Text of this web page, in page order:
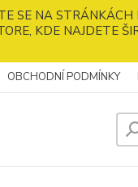
SE NA STRÁNKÁCH
KDE NAJDETE
OBCHODNÍ PODMÍNKY